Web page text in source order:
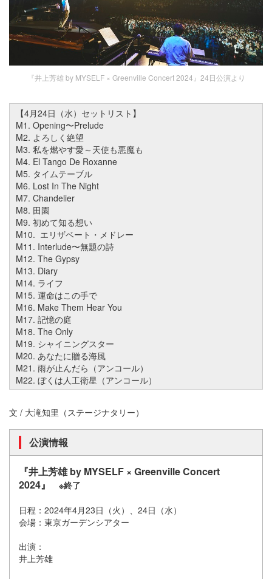
『井上芳雄 by MYSELF × Greenville Concert 2024』24日公演より
【4月24日（水）セットリスト】
M1. Opening〜Prelude
M2. よろしく絶望
M3. 私を燃やす愛～天使も悪魔も
M4. El Tango De Roxanne
M5. タイムテーブル
M6. Lost In The Night
M7. Chandelier
M8. 田園
M9. 初めて知る想い
M10. エリザベート・メドレー
M11. Interlude〜無題の詩
M12. The Gypsy
M13. Diary
M14. ライフ
M15. 運命はこの手で
M16. Make Them Hear You
M17. 記憶の庭
M18. The Only
M19. シャイニングスター
M20. あなたに贈る海風
M21. 雨が止んだら（アンコール）
M22. ぼくは人工衛星（アンコール）
文 / 大滝知里（ステージナタリー）
公演情報
『井上芳雄 by MYSELF × Greenville Concert
2024』
※終了
日程：2024年4月23日（火）、24日（水）
会場：東京ガーデンシアター
出演：
井上芳雄